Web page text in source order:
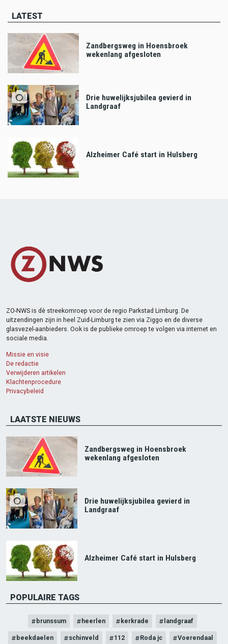
LATEST
Zandbergsweg in Hoensbroek
wekenlang afgesloten
Drie huwelijksjubilea gevierd in
Landgraaf
Alzheimer Café start in Hulsberg
ZO-NWS is dè streekomroep voor de regio Parkstad Limburg. De
uitzendingen zijn in heel Zuid-Limburg te zien via Ziggo en de diverse
glasvezel-aanbieders. Ook is de publieke omroep te volgen via internet en
sociale media.
Missie en visie
De redactie
Verwijderen artikelen
Klachtenprocedure
Privacybeleid
LAATSTE NIEUWS
Zandbergsweg in Hoensbroek
wekenlang afgesloten
Drie huwelijksjubilea gevierd in
Landgraaf
Alzheimer Café start in Hulsberg
POPULAIRE TAGS
brunssum heerlen kerkrade landgraaf
beekdaelen schinveld 112 Roda jc Voerendaal